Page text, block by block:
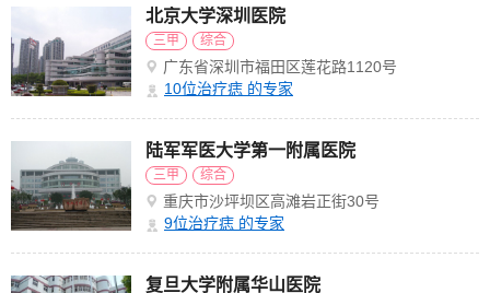
北京大学深圳医院
三甲 综合
广东省深圳市福田区莲花路1120号
10位治疗痣 的专家
陆军军医大学第一附属医院
三甲 综合
重庆市沙坪坝区高滩岩正街30号
9位治疗痣 的专家
复旦大学附属华山医院